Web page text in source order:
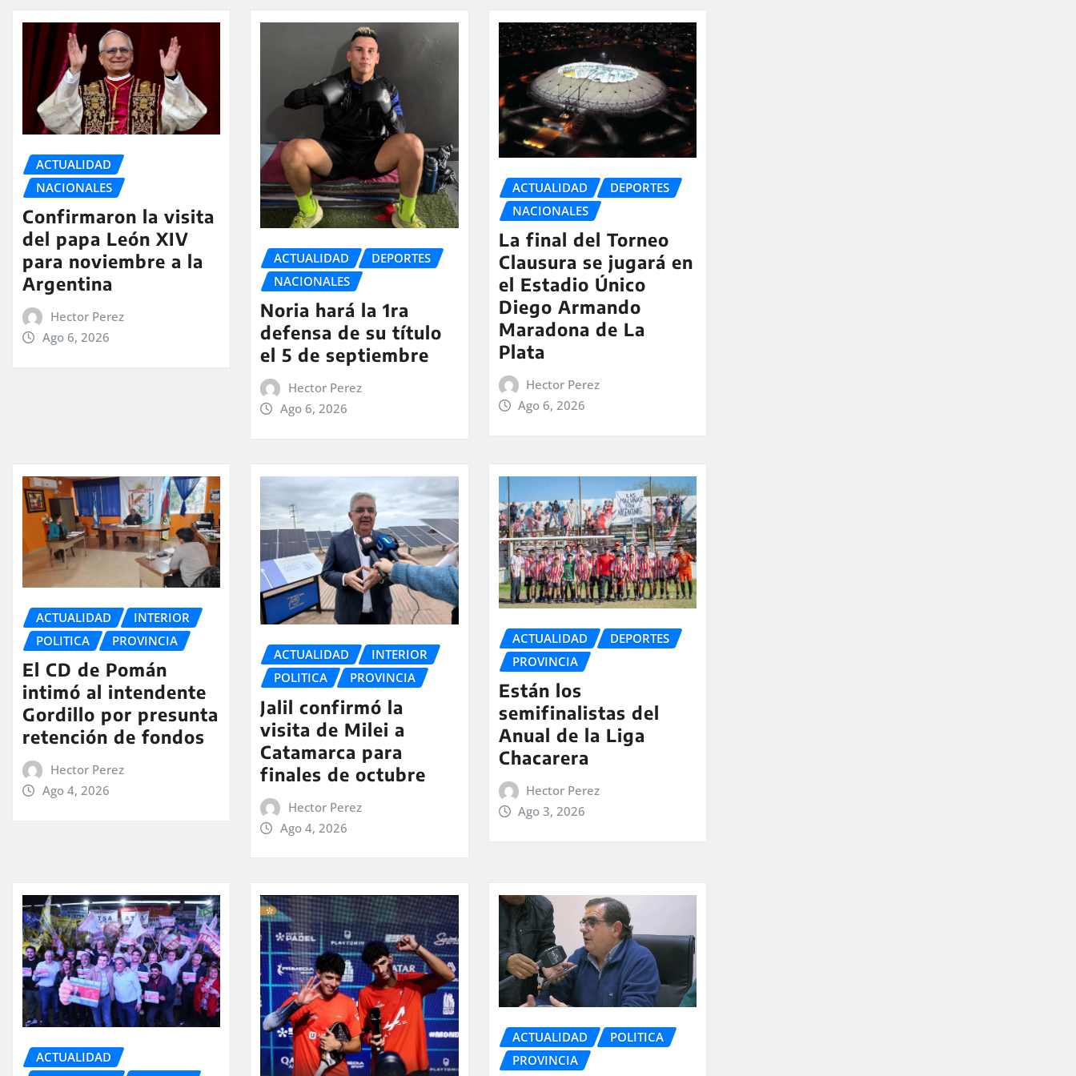
ACTUALIDAD
NACIONALES
Confirmaron la visita
del papa León XIV
para noviembre a la
Argentina
Hector Perez
Ago 6, 2026
ACTUALIDAD
DEPORTES
NACIONALES
Noria hará la 1ra
defensa de su título
el 5 de septiembre
Hector Perez
Ago 6, 2026
ACTUALIDAD
DEPORTES
NACIONALES
La final del Torneo
Clausura se jugará en
el Estadio Único
Diego Armando
Maradona de La
Plata
Hector Perez
Ago 6, 2026
ACTUALIDAD
INTERIOR
POLITICA
PROVINCIA
El CD de Pomán
intimó al intendente
Gordillo por presunta
retención de fondos
Hector Perez
Ago 4, 2026
ACTUALIDAD
INTERIOR
POLITICA
PROVINCIA
Jalil confirmó la
visita de Milei a
Catamarca para
finales de octubre
Hector Perez
Ago 4, 2026
ACTUALIDAD
DEPORTES
PROVINCIA
Están los
semifinalistas del
Anual de la Liga
Chacarera
Hector Perez
Ago 3, 2026
ACTUALIDAD
ACTUALIDAD
POLITICA
PROVINCIA